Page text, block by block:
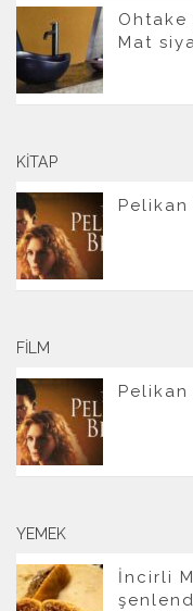
Mat
KITAP
Pelikan
FILM
Pelikan
YEMEK
İncirli